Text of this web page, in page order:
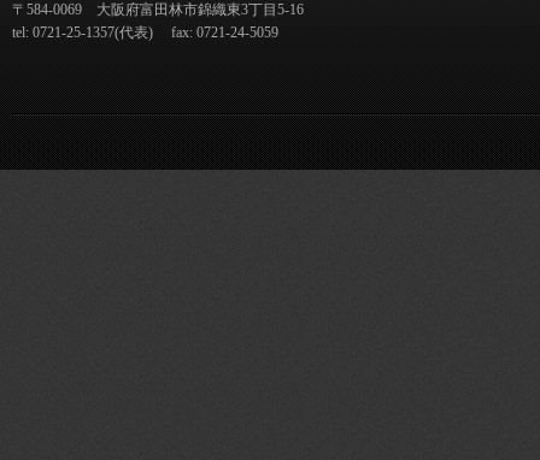
〒584-0069 大阪府富田林市錦織東3丁目5-16
tel: 0721-25-1357(代表) fax: 0721-24-5059